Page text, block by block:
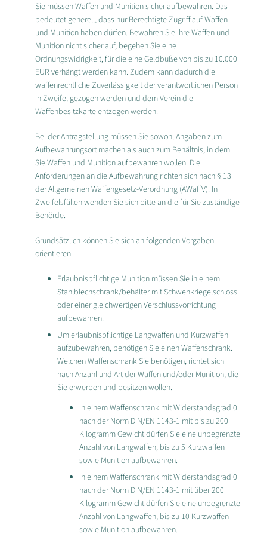
Sie müssen Waffen und Munition sicher aufbewahren. Das
bedeutet generell, dass nur Berechtigte Zugriff auf Waffen
und Munition haben dürfen. Bewahren Sie Ihre Waffen und
Munition nicht sicher auf, begehen Sie eine
Ordnungswidrigkeit, für die eine Geldbuße von bis zu 10.000
EUR verhängt werden kann. Zudem kann dadurch die
waffenrechtliche Zuverlässigkeit der verantwortlichen Person
in Zweifel gezogen werden und dem Verein die
Waffenbesitzkarte entzogen werden.
Bei der Antragstellung müssen Sie sowohl Angaben zum
Aufbewahrungsort machen als auch zum Behältnis, in dem
Sie Waffen und Munition aufbewahren wollen. Die
Anforderungen an die Aufbewahrung richten sich nach § 13
der Allgemeinen Waffengesetz-Verordnung (AWaffV). In
Zweifelsfällen wenden Sie sich bitte an die für Sie zuständige
Behörde.
Grundsätzlich können Sie sich an folgenden Vorgaben
orientieren:
Erlaubnispflichtige Munition müssen Sie in einem
Stahlblechschrank/behälter mit Schwenkriegelschloss
oder einer gleichwertigen Verschlussvorrichtung
aufbewahren.
Um erlaubnispflichtige Langwaffen und Kurzwaffen
aufzubewahren, benötigen Sie einen Waffenschrank.
Welchen Waffenschrank Sie benötigen, richtet sich
nach Anzahl und Art der Waffen und/oder Munition, die
Sie erwerben und besitzen wollen.
In einem Waffenschrank mit Widerstandsgrad 0
nach der Norm DIN/EN 1143-1 mit bis zu 200
Kilogramm Gewicht dürfen Sie eine unbegrenzte
Anzahl von Langwaffen, bis zu 5 Kurzwaffen
sowie Munition aufbewahren.
In einem Waffenschrank mit Widerstandsgrad 0
nach der Norm DIN/EN 1143-1 mit über 200
Kilogramm Gewicht dürfen Sie eine unbegrenzte
Anzahl von Langwaffen, bis zu 10 Kurzwaffen
sowie Munition aufbewahren.